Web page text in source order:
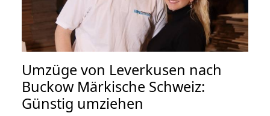
Umzüge von Leverkusen nach
Buckow Märkische Schweiz:
Günstig umziehen